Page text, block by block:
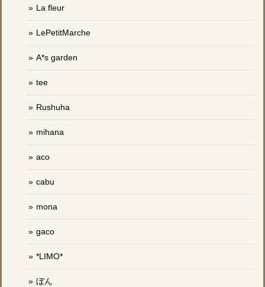
La fleur
LePetitMarche
A*s garden
tee
Rushuha
mihana
aco
cabu
mona
gaco
*LIMO*
ぼん